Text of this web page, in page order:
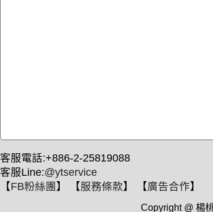
客服電話:+886-2-25819088
客服Line:@ytservice
【FB粉絲團 】 【服務條款】 【廣告合作】
Copyright @ 楊